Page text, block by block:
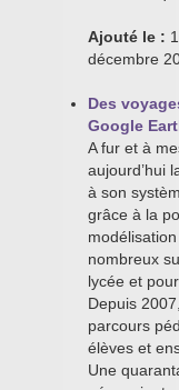
Ajouté le :
décembre
Des
Google
A fur et à
aujourd’hui
à son
grâce à la
nombreux
lycée et
Depuis
parcours
élèves et
Une